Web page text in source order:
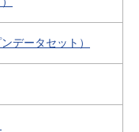
データセット）